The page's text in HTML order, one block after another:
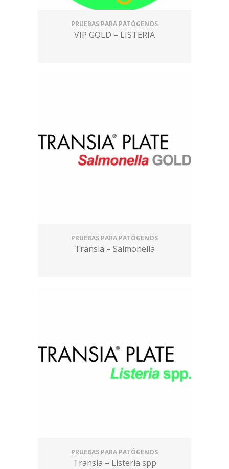
PRUEBAS PARA PATÓGENOS
VIP GOLD – LISTERIA
PRUEBAS PARA PATÓGENOS
Transia – Salmonella
PRUEBAS PARA PATÓGENOS
Transia – Listeria spp